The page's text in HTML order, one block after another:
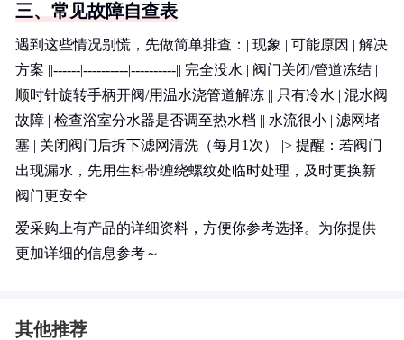
三、常见故障自查表
遇到这些情况别慌，先做简单排查：| 现象 | 可能原因 | 解决
方案 ||------|----------|----------|| 完全没水 | 阀门关闭/管道冻结 |
顺时针旋转手柄开阀/用温水浇管道解冻 || 只有冷水 | 混水阀
故障 | 检查浴室分水器是否调至热水档 || 水流很小 | 滤网堵
塞 | 关闭阀门后拆下滤网清洗（每月1次） |> 提醒：若阀门
出现漏水，先用生料带缠绕螺纹处临时处理，及时更换新
阀门更安全
爱采购上有产品的详细资料，方便你参考选择。为你提供
更加详细的信息参考～
其他推荐